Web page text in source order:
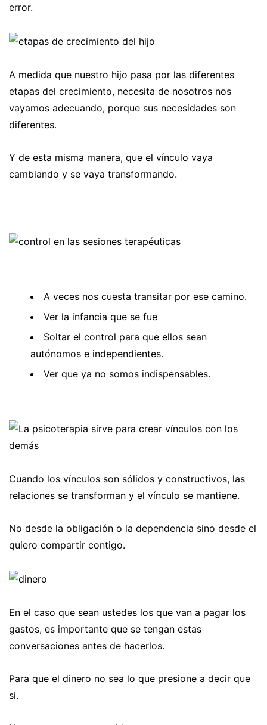
error.
A medida que nuestro hijo pasa por las diferentes
etapas del crecimiento, necesita de nosotros nos
vayamos adecuando, porque sus necesidades son
diferentes.
Y de esta misma manera, que el vínculo vaya
cambiando y se vaya transformando.
A veces nos cuesta transitar por ese camino.
Ver la infancia que se fue
Soltar el control para que ellos sean
autónomos e independientes.
Ver que ya no somos indispensables.
Cuando los vínculos son sólidos y constructivos, las
relaciones se transforman y el vínculo se mantiene.
No desde la obligación o la dependencia sino desde el
quiero compartir contigo.
En el caso que sean ustedes los que van a pagar los
gastos, es importante que se tengan estas
conversaciones antes de hacerlos.
Para que el dinero no sea lo que presione a decir que
si.